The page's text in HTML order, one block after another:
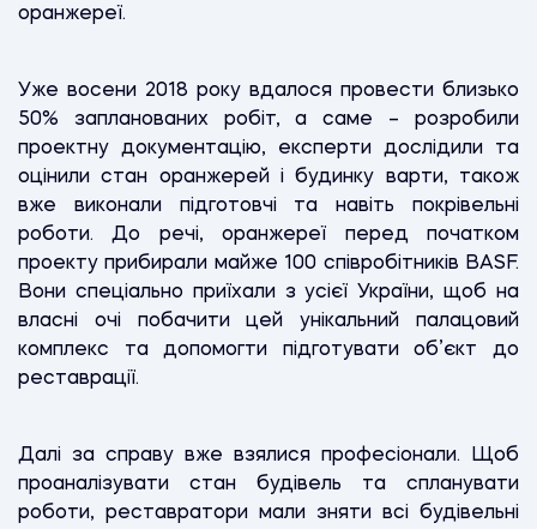
оранжереї.
Уже восени 2018 року вдалося провести близько
50% запланованих робіт, а саме – розробили
проектну документацію, експерти дослідили та
оцінили стан оранжерей і будинку варти, також
вже виконали підготовчі та навіть покрівельні
роботи. До речі, оранжереї перед початком
проекту прибирали майже 100 співробітників BASF.
Вони спеціально приїхали з усієї України, щоб на
власні очі побачити цей унікальний палацовий
комплекс та допомогти підготувати об’єкт до
реставрації.
Далі за справу вже взялися професіонали. Щоб
проаналізувати стан будівель та спланувати
роботи, реставратори мали зняти всі будівельні